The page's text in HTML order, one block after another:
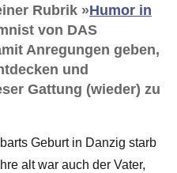
Rubrik »Humor in
von DAS
Anregungen geben,
und
Gattung (wieder) zu
Geburt in Danzig starb
alt war auch der Vater,